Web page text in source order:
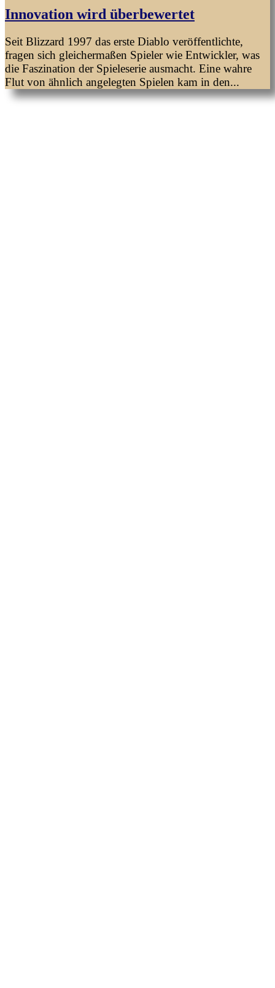
Innovation wird überbewertet
Seit Blizzard 1997 das erste Diablo veröffentlichte,
fragen sich gleichermaßen Spieler wie Entwickler, was
die Faszination der Spieleserie ausmacht. Eine wahre
Flut von ähnlich angelegten Spielen kam in den...